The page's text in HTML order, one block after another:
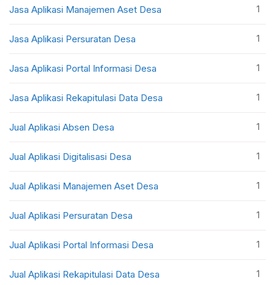
Jasa Aplikasi Manajemen Aset Desa 1
Jasa Aplikasi Persuratan Desa 1
Jasa Aplikasi Portal Informasi Desa 1
Jasa Aplikasi Rekapitulasi Data Desa 1
Jual Aplikasi Absen Desa 1
Jual Aplikasi Digitalisasi Desa 1
Jual Aplikasi Manajemen Aset Desa 1
Jual Aplikasi Persuratan Desa 1
Jual Aplikasi Portal Informasi Desa 1
Jual Aplikasi Rekapitulasi Data Desa 1